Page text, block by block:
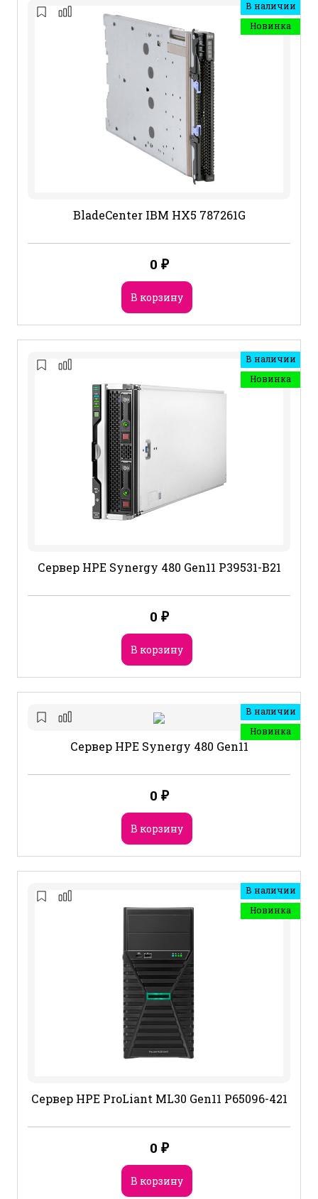
В наличии
Новинка
BladeCenter IBM HX5 787261G
0 ₽
В корзину
В наличии
Новинка
Сервер HPE Synergy 480 Gen11 P39531-B21
0 ₽
В корзину
В наличии
Новинка
Сервер HPE Synergy 480 Gen11
0 ₽
В корзину
В наличии
Новинка
Сервер HPE ProLiant ML30 Gen11 P65096-421
0 ₽
В корзину